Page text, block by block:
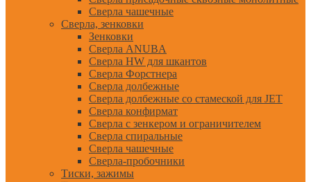
Сверла чашечные
Сверла, зенковки
Зенковки
Сверла ANUBA
Сверла HW для шкантов
Сверла Форстнера
Сверла долбежные
Сверла долбежные со стамеской для JET
Сверла конфирмат
Сверла с зенкером и ограничителем
Сверла спиральные
Сверла чашечные
Сверла-пробочники
Тиски, зажимы